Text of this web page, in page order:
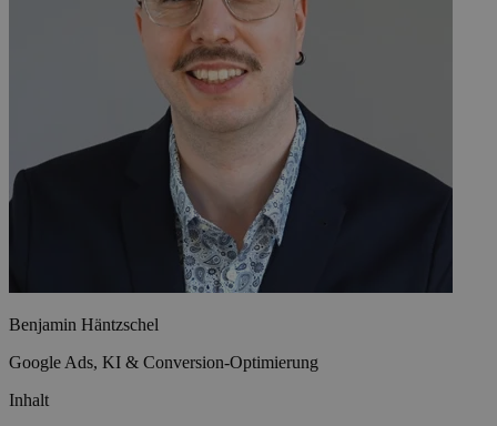
Benjamin Häntzschel
Google Ads, KI & Conversion-Optimierung
Inhalt